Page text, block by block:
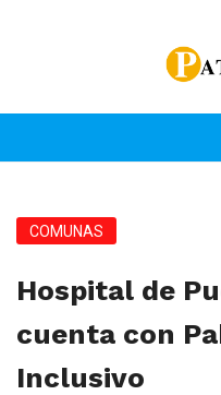
COMUNAS
Hospital de
cuenta con
Inclusivo